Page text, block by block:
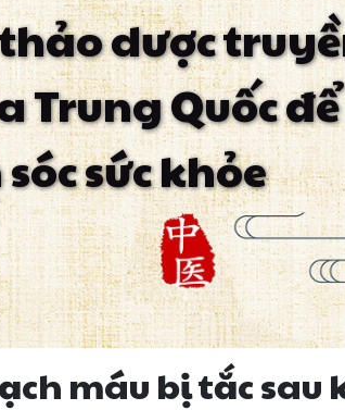
Nâng cao nam Điều trị tim mạch
rắn Đồ uống lỏng
dược
Trung Quốc để
sức khỏe
máu bị tắc sau